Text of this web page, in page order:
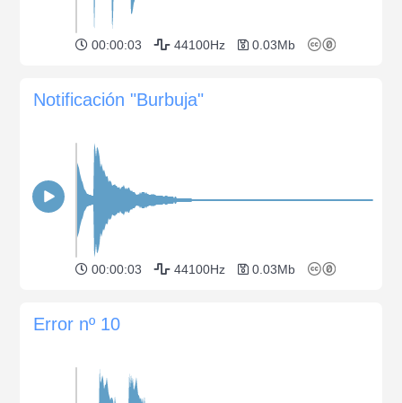
00:00:03 44100Hz 0.03Mb
Notificación "Burbuja"
00:00:03 44100Hz 0.03Mb
Error nº 10